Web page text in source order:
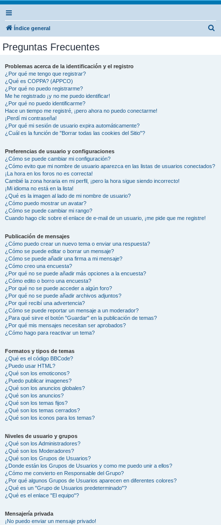
Índice general
Preguntas Frecuentes
Problemas acerca de la identificación y el registro
¿Por qué me tengo que registrar?
¿Qué es COPPA? (APPCO)
¿Por qué no puedo registrarme?
Me he registrado ¡y no me puedo identificar!
¿Por qué no puedo identificarme?
Hace un tiempo me registré, ¡pero ahora no puedo conectarme!
¡Perdí mi contraseña!
¿Por qué mi sesión de usuario expira automáticamente?
¿Cuál es la función de "Borrar todas las cookies del Sitio"?
Preferencias de usuario y configuraciones
¿Cómo se puede cambiar mi configuración?
¿Cómo evito que mi nombre de usuario aparezca en las listas de usuarios conectados?
¡La hora en los foros no es correcta!
Cambié la zona horaria en mi perfil, ¡pero la hora sigue siendo incorrecto!
¡Mi idioma no está en la lista!
¿Qué es la imagen al lado de mi nombre de usuario?
¿Cómo puedo mostrar un avatar?
¿Cómo se puede cambiar mi rango?
Cuando hago clic sobre el enlace de e-mail de un usuario, ¡me pide que me registre!
Publicación de mensajes
¿Cómo puedo crear un nuevo tema o enviar una respuesta?
¿Cómo se puede editar o borrar un mensaje?
¿Cómo se puede añadir una firma a mi mensaje?
¿Cómo creo una encuesta?
¿Por qué no se puede añadir más opciones a la encuesta?
¿Cómo edito o borro una encuesta?
¿Por qué no se puede acceder a algún foro?
¿Por qué no se puede añadir archivos adjuntos?
¿Por qué recibí una advertencia?
¿Cómo se puede reportar un mensaje a un moderador?
¿Para qué sirve el botón "Guardar" en la publicación de temas?
¿Por qué mis mensajes necesitan ser aprobados?
¿Cómo hago para reactivar un tema?
Formatos y tipos de temas
¿Qué es el código BBCode?
¿Puedo usar HTML?
¿Qué son los emoticonos?
¿Puedo publicar imagenes?
¿Qué son los anuncios globales?
¿Qué son los anuncios?
¿Qué son los temas fijos?
¿Qué son los temas cerrados?
¿Qué son los iconos para los temas?
Niveles de usuario y grupos
¿Qué son los Administradores?
¿Qué son los Moderadores?
¿Qué son los Grupos de Usuarios?
¿Donde están los Grupos de Usuarios y como me puedo unir a ellos?
¿Cómo me convierto en Responsable del Grupo?
¿Por qué algunos Grupos de Usuarios aparecen en diferentes colores?
¿Qué es un "Grupo de Usuarios predeterminado"?
¿Qué es el enlace "El equipo"?
Mensajería privada
¡No puedo enviar un mensaje privado!